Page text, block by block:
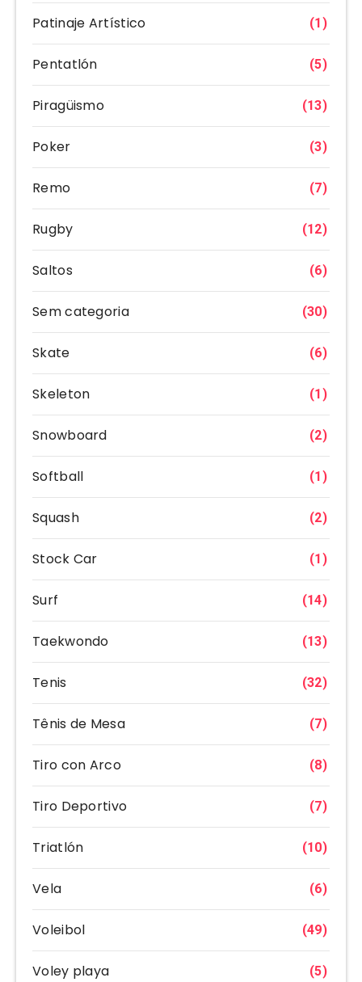
Patinaje Artístico (1)
Pentatlón (5)
Piragüismo (13)
Poker (3)
Remo (7)
Rugby (12)
Saltos (6)
Sem categoria (30)
Skate (6)
Skeleton (1)
Snowboard (2)
Softball (1)
Squash (2)
Stock Car (1)
Surf (14)
Taekwondo (13)
Tenis (32)
Tênis de Mesa (7)
Tiro con Arco (8)
Tiro Deportivo (7)
Triatlón (10)
Vela (6)
Voleibol (49)
Voley playa (5)